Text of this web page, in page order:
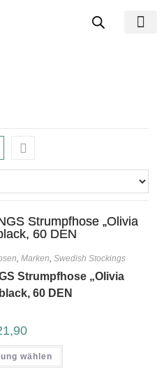
, Marken, Swedish Stockings
Strumpfhose „Olivia
60 DEN
wählen